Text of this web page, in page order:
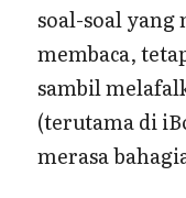
soal-soal
membaca,
sambil
(terutama di
merasa